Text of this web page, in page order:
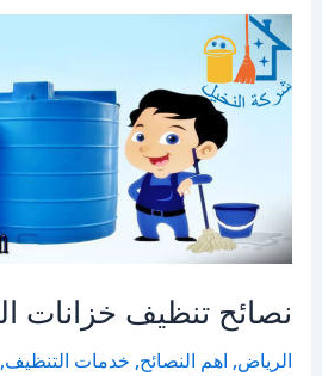
المنزل
نصائح تنظيف خزانات
الرياض, اهم النصائح, خدمات التنظيف,